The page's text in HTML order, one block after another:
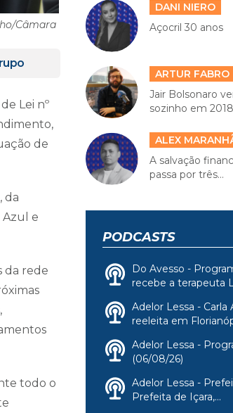
Câmara
Lei nº
de
da
Azul e
da rede
todo o
DANI NIERO
Açocril 30 anos
ARTUR FABRO
Jair Bolsonaro
sozinho em
ALEX
A salvação
passa por três...
PODCASTS
Do Avesso -
recebe a terapeuta
Adelor Lessa - Carla
reeleita em
Adelor Lessa -
(06/08/26)
Adelor Lessa -
Prefeita de Içara,...